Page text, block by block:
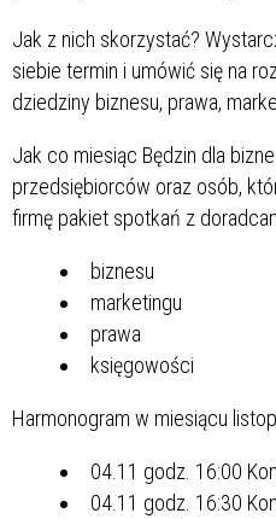
Jak z nich skorzystać?
siebie termin i umówić się na
dziedziny biznesu, prawa,
Jak co miesiąc Będzin dla
przedsiębiorców oraz osób,
firmę pakiet spotkań z
biznesu
marketingu
prawa
księgowości
Harmonogram w miesiącu
04.11 godz. 16:00
04.11 godz. 16:30